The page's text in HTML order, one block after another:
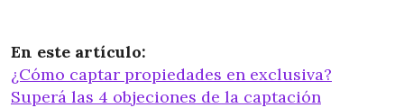
En este artículo:
¿Cómo captar propiedades en exclusiva?
Superá las 4 objeciones de la captación